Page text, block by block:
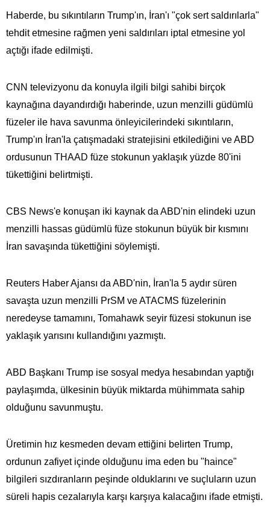
Haberde, bu sıkıntıların Trump'ın, İran'ı "çok sert saldırılarla"
tehdit etmesine rağmen yeni saldırıları iptal etmesine yol
açtığı ifade edilmişti.
CNN televizyonu da konuyla ilgili bilgi sahibi birçok
kaynağına dayandırdığı haberinde, uzun menzilli güdümlü
füzeler ile hava savunma önleyicilerindeki sıkıntıların,
Trump'ın İran'la çatışmadaki stratejisini etkilediğini ve ABD
ordusunun THAAD füze stokunun yaklaşık yüzde 80'ini
tükettiğini belirtmişti.
CBS News'e konuşan iki kaynak da ABD'nin elindeki uzun
menzilli hassas güdümlü füze stokunun büyük bir kısmını
İran savaşında tükettiğini söylemişti.
Reuters Haber Ajansı da ABD'nin, İran'la 5 aydır süren
savaşta uzun menzilli PrSM ve ATACMS füzelerinin
neredeyse tamamını, Tomahawk seyir füzesi stokunun ise
yaklaşık yarısını kullandığını yazmıştı.
ABD Başkanı Trump ise sosyal medya hesabından yaptığı
paylaşımda, ülkesinin büyük miktarda mühimmata​​​​​​​ sahip
olduğunu savunmuştu.
Üretimin hız kesmeden devam ettiğini belirten Trump,
ordunun zafiyet içinde olduğunu ima eden bu "haince"
bilgileri sızdıranların peşinde olduklarını ve suçluların uzun
süreli hapis cezalarıyla karşı karşıya kalacağını ifade etmişti.